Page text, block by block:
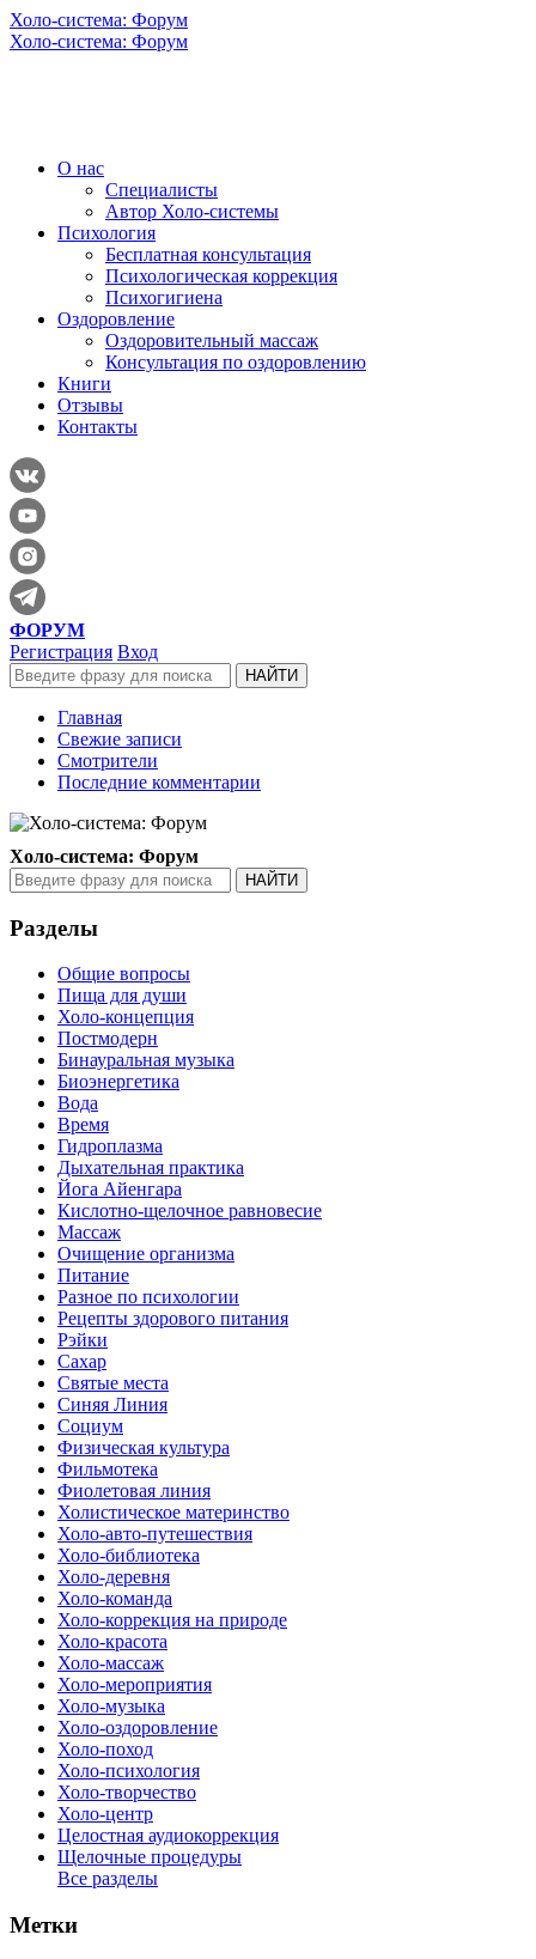
Холо-система: Форум
Холо-система: Форум
О нас
Специалисты
Автор Холо-системы
Психология
Бесплатная консультация
Психологическая коррекция
Психогигиена
Оздоровление
Оздоровительный массаж
Консультация по оздоровлению
Книги
Отзывы
Контакты
ФОРУМ
Регистрация Вход
Главная
Свежие записи
Смотрители
Последние комментарии
Холо-система: Форум
Разделы
Общие вопросы
Пища для души
Холо-концепция
Постмодерн
Бинауральная музыка
Биоэнергетика
Вода
Время
Гидроплазма
Дыхательная практика
Йога Айенгара
Кислотно-щелочное равновесие
Массаж
Очищение организма
Питание
Разное по психологии
Рецепты здорового питания
Рэйки
Сахар
Святые места
Синяя Линия
Социум
Физическая культура
Фильмотека
Фиолетовая линия
Холистическое материнство
Холо-авто-путешествия
Холо-библиотека
Холо-деревня
Холо-команда
Холо-коррекция на природе
Холо-красота
Холо-массаж
Холо-мероприятия
Холо-музыка
Холо-оздоровление
Холо-поход
Холо-психология
Холо-творчество
Холо-центр
Целостная аудиокоррекция
Щелочные процедуры
Все разделы
Метки